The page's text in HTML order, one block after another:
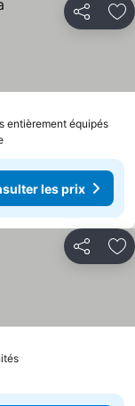
Partager
entièrement équipés
les prix
Partager